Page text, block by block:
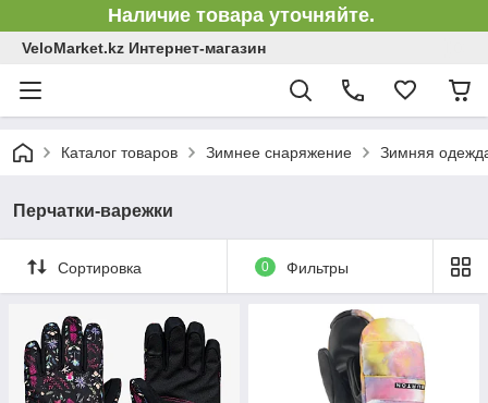
Наличие товара уточняйте.
VeloMarket.kz Интернет-магазин
Каталог товаров Зимнее снаряжение Зимняя
Перчатки-варежки
Сортировка 0 Фильтры